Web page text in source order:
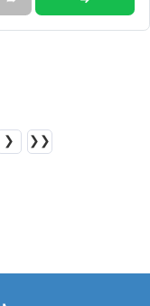
❯ ❯❯